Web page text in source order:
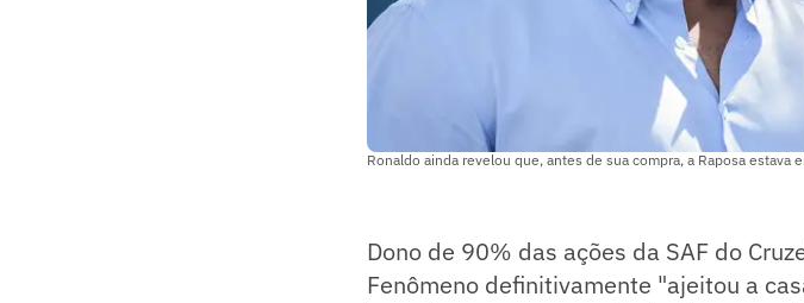
Ronaldo ainda revelou que, antes de sua compra, a Raposa
Dono de 90% das ações da SAF do
Fenômeno definitivamente "ajeitou a